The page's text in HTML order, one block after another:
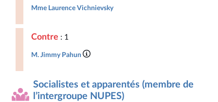
Mme Laurence Vichnievsky
Contre : 1
M. Jimmy Pahun
Socialistes et apparentés (membre de
l’intergroupe NUPES)